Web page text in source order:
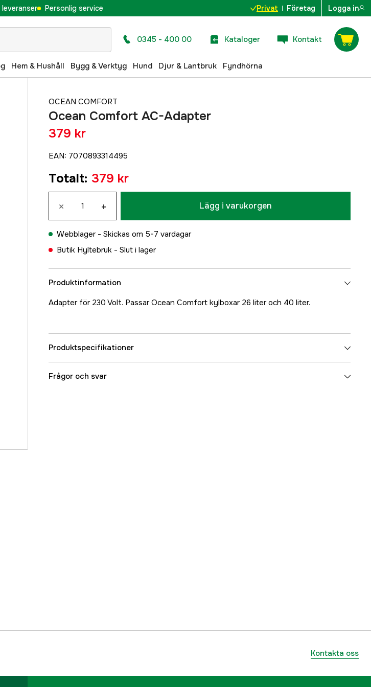
Personlig service Privat Företag Logga in
0345 - 400 00 Kataloger Kontakt
Hem & Hushåll Bygg & Verktyg Hund Djur & Lantbruk Fyndhörna
OCEAN COMFORT
Ocean Comfort AC-Adapter
379 kr
EAN: 7070893314495
Totalt: 379 kr
× + Lägg i varukorgen
Webblager - Skickas om 5-7 vardagar
Butik Hyltebruk - Slut i lager
Produktinformation
Adapter för 230 Volt. Passar Ocean Comfort kylboxar 26 liter och 40 liter.
Produktspecifikationer
Referensnummer
Frågor och svar
Kontakta oss